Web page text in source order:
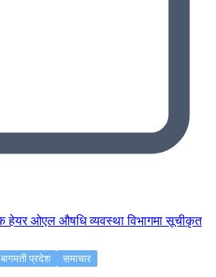
बागमती प्रदेश समाचार